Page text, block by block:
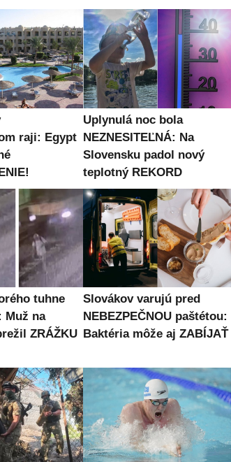
raji: Egypt
Uplynulá noc bola
NEZNESITEĽNÁ: Na
Slovensku padol nový
teplotný REKORD
tuhne
Muž na
ZRÁŽKU
Slovákov varujú pred
NEBEZPEČNOU paštétou:
Baktéria môže aj ZABÍJAŤ